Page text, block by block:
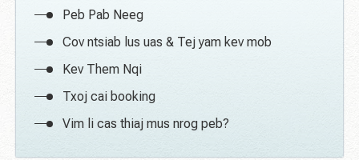
Peb Pab Neeg
Cov ntsiab lus uas & Tej yam kev mob
Kev Them Nqi
Txoj cai booking
Vim li cas thiaj mus nrog peb?